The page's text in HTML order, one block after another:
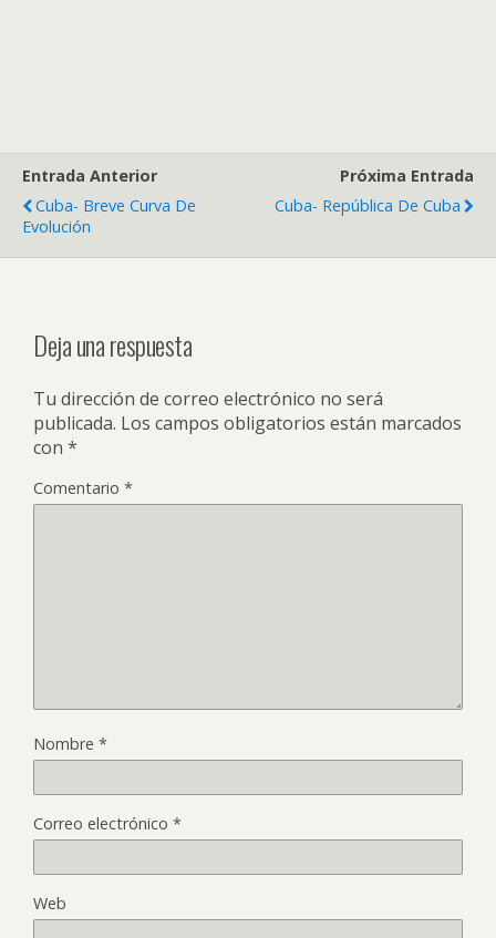
Entrada Anterior
Cuba- Breve Curva De
Evolución
Próxima Entrada
Cuba- República De Cuba
Deja una respuesta
Tu dirección de correo electrónico no será
publicada. Los campos obligatorios están marcados
con *
Comentario *
Nombre *
Correo electrónico *
Web